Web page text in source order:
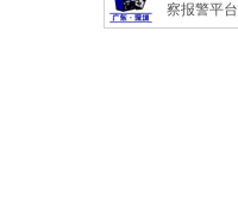
察报警平台